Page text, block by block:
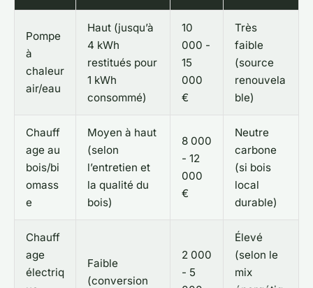
Pompe
à
chaleur
air/eau
Haut (jusqu’à
4 kWh
restitués pour
1 kWh
consommé)
10
000 -
15
000
€
Très
faible
(source
renouvela
ble)
Chauff
age au
bois/bi
omass
e
Moyen à haut
(selon
l’entretien et
la qualité du
bois)
8 000
- 12
000
€
Neutre
carbone
(si bois
local
durable)
Chauff
age
électriq
Faible
(conversion
2 000
- 5
Élevé
(selon le
mix